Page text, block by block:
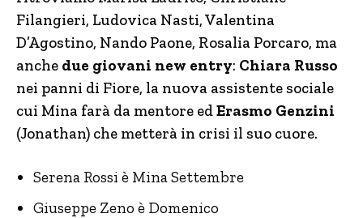
Filangieri, Ludovica Nasti, Valentina
D’Agostino, Nando Paone, Rosalia Porcaro, ma
anche due giovani new entry: Chiara Russo
nei panni di Fiore, la nuova assistente sociale
cui Mina farà da mentore edErasmo Genzini
(Jonathan) che metterà in crisi il suo cuore.
Serena Rossi è Mina Settembre
Giuseppe Zeno è Domenico